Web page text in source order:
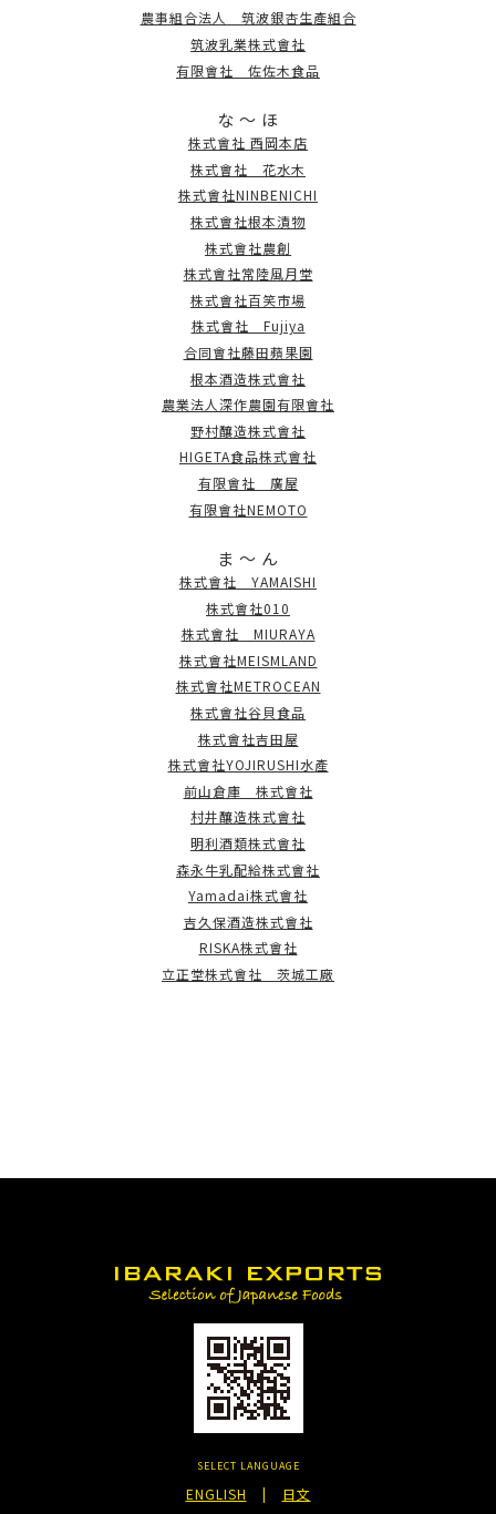
農事組合法人 筑波銀杏生產組合
筑波乳業株式會社
有限會社 佐佐木食品
な ～ ほ
株式會社 西岡本店
株式會社 花水木
株式會社NINBENICHI
株式會社根本漬物
株式會社農創
株式會社常陸風月堂
株式會社百笑市場
株式會社 Fujiya
合同會社藤田蘋果園
根本酒造株式會社
農業法人深作農園有限會社
野村釀造株式會社
HIGETA食品株式會社
有限會社 廣屋
有限會社NEMOTO
ま ～ ん
株式會社 YAMAISHI
株式會社010
株式會社 MIURAYA
株式會社MEISMLAND
株式會社METROCEAN
株式會社谷貝食品
株式會社吉田屋
株式會社YOJIRUSHI水產
前山倉庫 株式會社
村井釀造株式會社
明利酒類株式會社
森永牛乳配給株式會社
Yamadai株式會社
吉久保酒造株式會社
RISKA株式會社
立正堂株式會社 茨城工廠
SELECT LANGUAGE
ENGLISH | 日文